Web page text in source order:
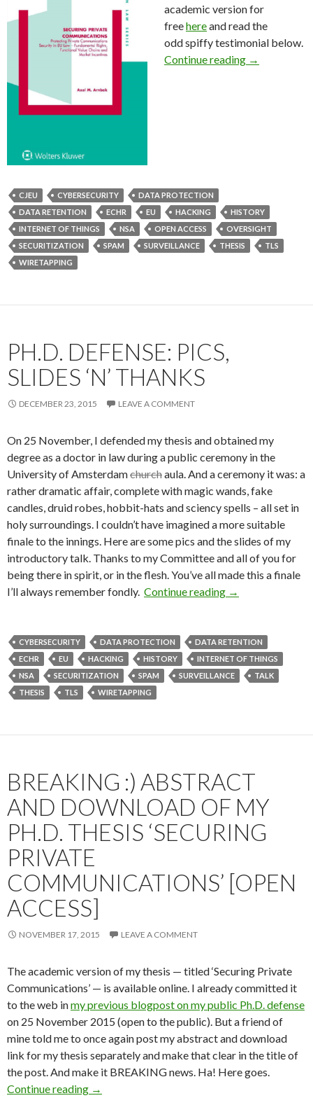
academic version for
freehereand read the
odd spiffy testimonial below.
Continue reading Here it is:
→
CJEU CYBERSECURITY
DATA PROTECTION
DATA RETENTION
ECHR EU HACKING
HISTORY
INTERNET OF THINGS
NSA OPEN ACCESS
OVERSIGHT
SECURITIZATION
SPAM SURVEILLANCE THESIS
TLS
WIRETAPPING
PH.D. DEFENSE: PICS,
SLIDES ‘N’ THANKS
DECEMBER 23, 2015 LEAVE A COMMENT
On 25 November, I defended my thesis and obtained my
degree as a doctor in law during a public ceremony in the
University of Amsterdamchurchaula. And a ceremony it was: a
rather dramatic affair, complete with magic wands, fake
candles, druid robes, hobbit-hats and sciency spells – all set in
holy surroundings. I couldn’t have imagined a more suitable
finale to the innings. Here are some pics and the slides of my
introductory talk. Thanks to my Committee and all of you for
being there in spirit, or in the flesh. You’ve all made this a finale
I’ll always remember fondly. Continue reading Ph.D. Defense:
→
CYBERSECURITY DATA PROTECTION
DATA RETENTION
ECHR
EU HACKING HISTORY
INTERNET OF THINGS
NSA
SECURITIZATION SPAM SURVEILLANCE
TALK
THESIS
TLS WIRETAPPING
BREAKING :) ABSTRACT
AND DOWNLOAD OF MY
PH.D. THESIS ‘SECURING
PRIVATE
COMMUNICATIONS’ [OPEN
ACCESS]
NOVEMBER 17, 2015 LEAVE A COMMENT
The academic version of my thesis — titled ‘Securing Private
Communications’ — is available online. I already committed it
to the web inmy previous blogpost on my public Ph.D. defense
on 25 November 2015 (open to the public). But a friend of
mine told me to once again post my abstract and download
link for my thesis separately and make that clear in the title of
the post. And make it BREAKING news. Ha! Here goes.
Continue reading BREAKING :) abstract and download of my
→